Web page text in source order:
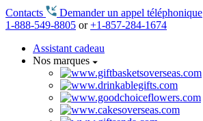
Contacts
Demander un appel téléphonique
1-888-549-8805 or+1-857-284-1674
Assistant cadeau
Nos marques